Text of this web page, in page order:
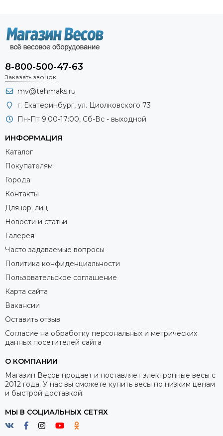
8-800-500-47-63
Заказать звонок
mv@tehmaks.ru
г. Екатеринбург, ул. Циолковского 73
Пн-Пт 9:00-17:00, Сб-Вс - выходной
ИНФОРМАЦИЯ
Каталог
Покупателям
Города
Контакты
Для юр. лиц
Новости и статьи
Галерея
Часто задаваемые вопросы
Политика конфиденциальности
Пользовательское соглашение
Карта сайта
Вакансии
Оставить отзыв
Согласие на обработку персональных и метрических
данных посетителей сайта
О КОМПАНИИ
Магазин Весов продает и поставляет электронные весы с
2012 года. У нас вы сможете купить весы по низким ценам
и быстрой доставкой.
МЫ В СОЦИАЛЬНЫХ СЕТЯХ